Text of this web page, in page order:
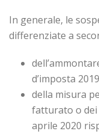
In generale, le
differenziate a
d’imposta
della misura
fatturato o dei
aprile 2020